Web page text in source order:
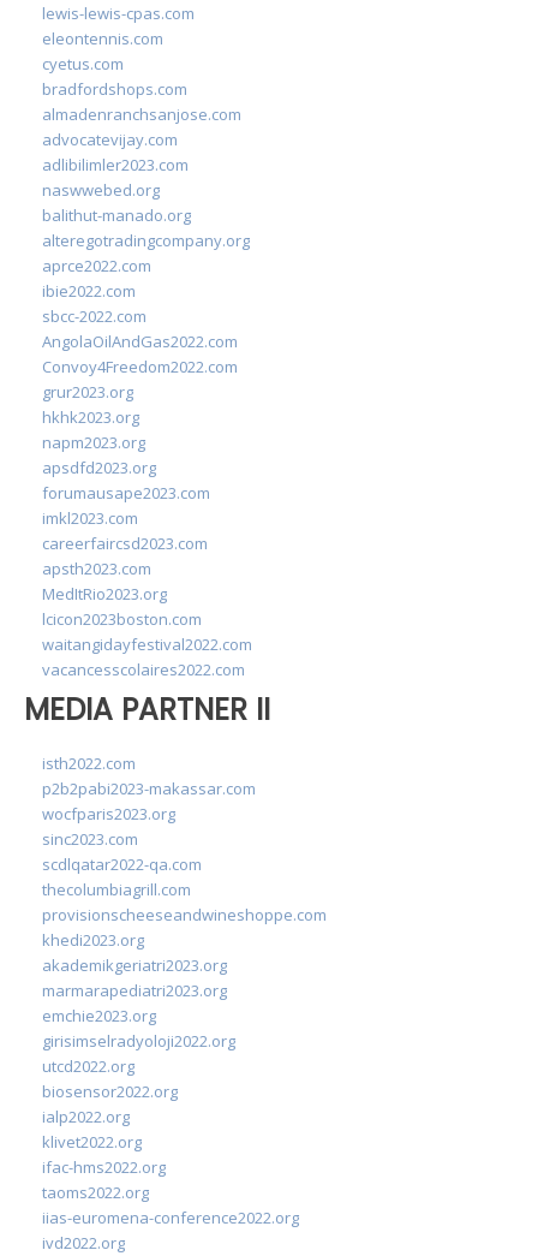
lewis-lewis-cpas.com
eleontennis.com
cyetus.com
bradfordshops.com
almadenranchsanjose.com
advocatevijay.com
adlibilimler2023.com
naswwebed.org
balithut-manado.org
alteregotradingcompany.org
aprce2022.com
ibie2022.com
sbcc-2022.com
AngolaOilAndGas2022.com
Convoy4Freedom2022.com
grur2023.org
hkhk2023.org
napm2023.org
apsdfd2023.org
forumausape2023.com
imkl2023.com
careerfaircsd2023.com
apsth2023.com
MedItRio2023.org
lcicon2023boston.com
waitangidayfestival2022.com
vacancesscolaires2022.com
MEDIA PARTNER II
isth2022.com
p2b2pabi2023-makassar.com
wocfparis2023.org
sinc2023.com
scdlqatar2022-qa.com
thecolumbiagrill.com
provisionscheeseandwineshoppe.com
khedi2023.org
akademikgeriatri2023.org
marmarapediatri2023.org
emchie2023.org
girisimselradyoloji2022.org
utcd2022.org
biosensor2022.org
ialp2022.org
klivet2022.org
ifac-hms2022.org
taoms2022.org
iias-euromena-conference2022.org
ivd2022.org